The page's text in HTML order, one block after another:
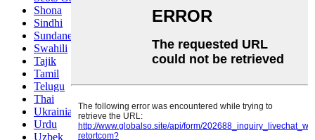
Shona
Sindhi
Sundanese
Swahili
Tajik
Tamil
Telugu
Thai
Ukrainian
Urdu
Uzbek